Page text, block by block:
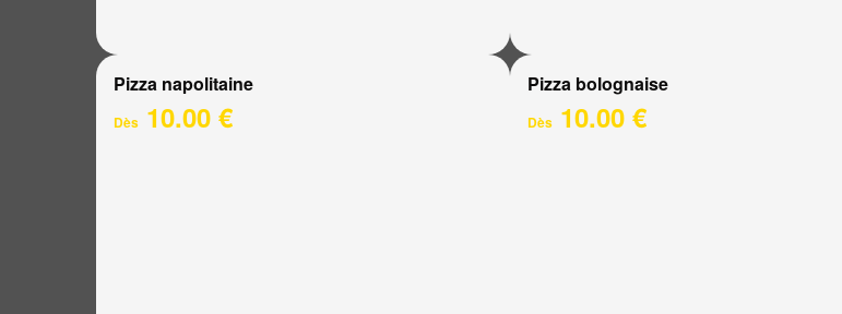
Pizza napolitaine
Dès 10.00 €
Pizza bolognaise
Dès10.00 €